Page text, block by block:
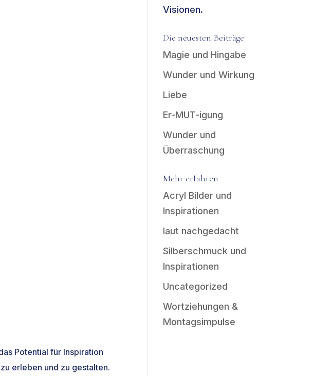
Potential für Inspiration
erleben und zu gestalten.
Visionen.
Die neuesten Beiträge
Magie und Hingabe
Wunder und Wirkung
Liebe
Er-MUT-igung
Wunder und
Überraschung
Mehr erfahren
Acryl Bilder und
Inspirationen
laut nachgedacht
Silberschmuck und
Inspirationen
Uncategorized
Wortziehungen &
Montagsimpulse